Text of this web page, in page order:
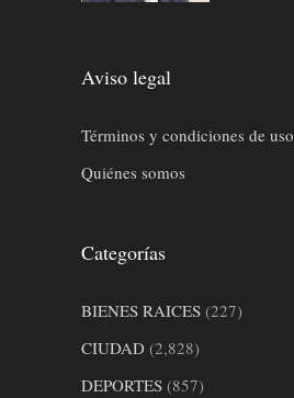
Aviso legal
Términos y condiciones de uso
Quiénes somos
Categorías
BIENES RAICES (227)
CIUDAD (2,828)
DEPORTES (857)